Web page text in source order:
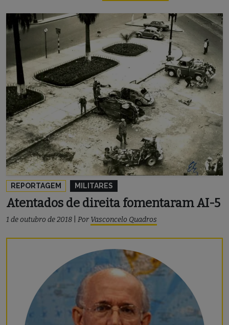
REPORTAGEM MILITARES
Atentados de direita fomentaram AI-5
1 de outubro de 2018 Por Vasconcelo Quadros